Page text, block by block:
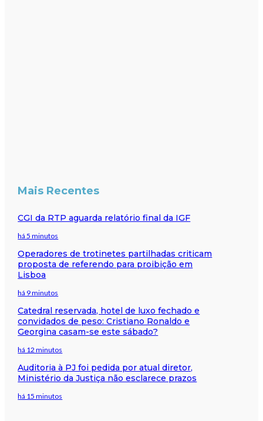
Mais Recentes
CGI da RTP aguarda relatório final da IGF
há 5 minutos
Operadores de trotinetes partilhadas criticam
proposta de referendo para proibição em
Lisboa
há 9 minutos
Catedral reservada, hotel de luxo fechado e
convidados de peso: Cristiano Ronaldo e
Georgina casam-se este sábado?
há 12 minutos
Auditoria à PJ foi pedida por atual diretor,
Ministério da Justiça não esclarece prazos
há 15 minutos